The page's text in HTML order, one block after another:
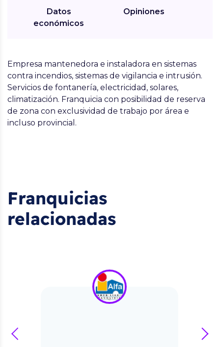
Datos
económicos
Opiniones
Empresa mantenedora e instaladora en sistemas
contra incendios, sistemas de vigilancia e intrusión.
Servicios de fontanería, electricidad, solares,
climatización. Franquicia con posibilidad de reserva
de zona con exclusividad de trabajo por área e
incluso provincial.
Franquicias
relacionadas
prev next